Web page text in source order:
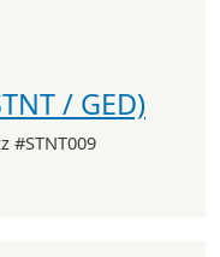
/ GED)
#STNT009